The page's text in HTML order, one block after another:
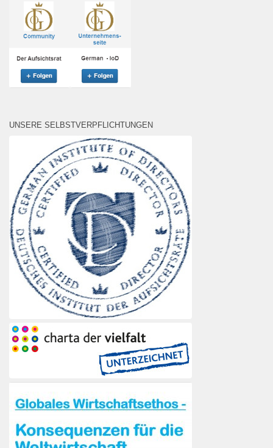
UNSERE SELBSTVERPFLICHTUNGEN